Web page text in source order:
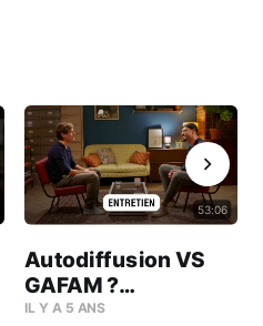
53:06
Autodiffusion VS
GAFAM ?
Discussion.
IL Y A 5 ANS